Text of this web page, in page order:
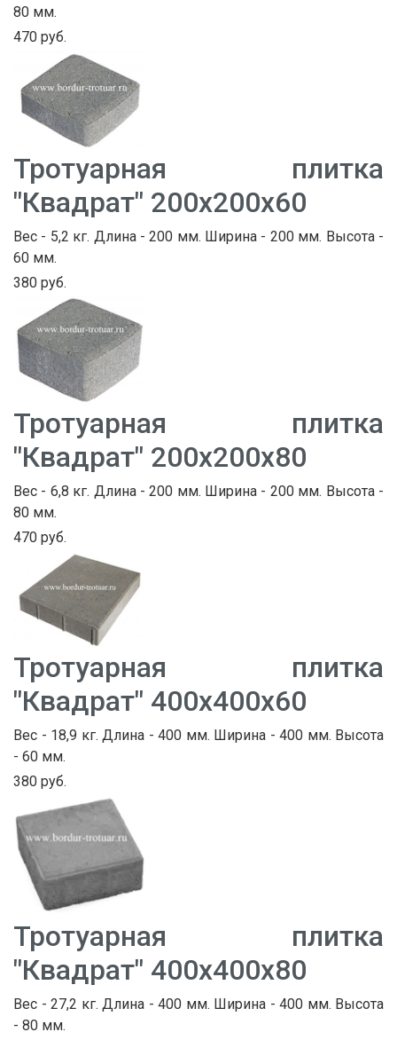
80 мм.
470 руб.
Тротуарная плитка
"Квадрат" 200х200х60
Вес - 5,2 кг. Длина - 200 мм. Ширина - 200 мм. Высота -
60 мм.
380 руб.
Тротуарная плитка
"Квадрат" 200х200х80
Вес - 6,8 кг. Длина - 200 мм. Ширина - 200 мм. Высота -
80 мм.
470 руб.
Тротуарная плитка
"Квадрат" 400х400х60
Вес - 18,9 кг. Длина - 400 мм. Ширина - 400 мм. Высота
- 60 мм.
380 руб.
Тротуарная плитка
"Квадрат" 400х400х80
Вес - 27,2 кг. Длина - 400 мм. Ширина - 400 мм. Высота
- 80 мм.